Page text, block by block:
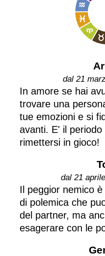
dal 21
In amore se hai
trovare una
tue emozioni e si
avanti. E' il
rimettersi in gioco!
dal 21
Il peggior nemico
di polemica che
del partner, ma
esagerare con le